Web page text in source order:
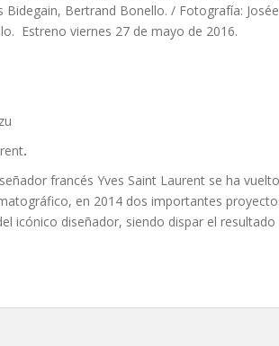
Bidegain, Bertrand Bonello. / Fotografía:
Estreno viernes 27 de mayo de 2016.
.
francés Yves Saint Laurent se ha
en 2014 dos importantes
icónico diseñador, siendo dispar el resultado